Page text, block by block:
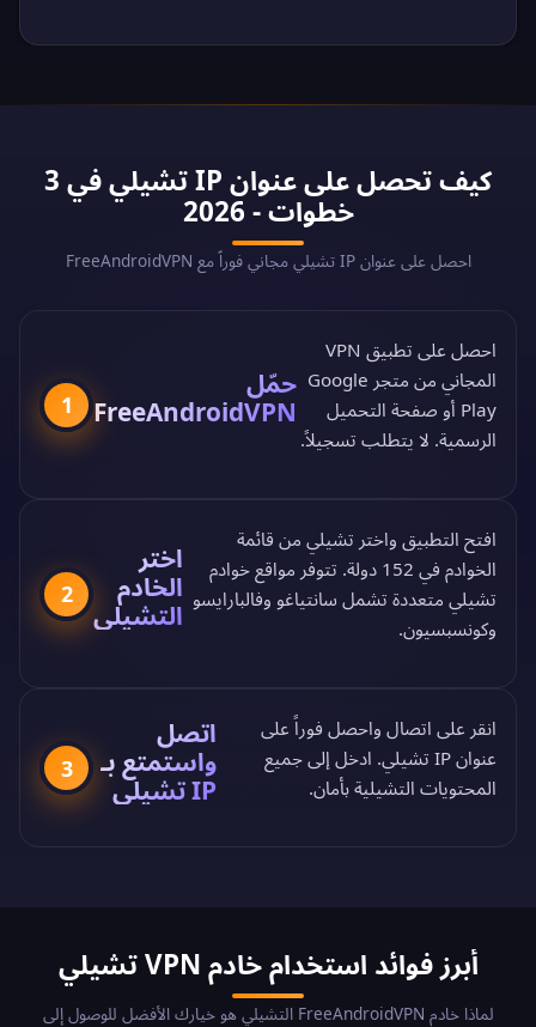
كيف تحصل على عنوان IP تشيلي في 3
خطوات - 2026
احصل على عنوان IP تشيلي مجاني فوراً مع FreeAndroidVPN
1
حمّل
FreeAndroidVPN
احصل على تطبيق VPN
المجاني من
متجر Google
Play أو صفحة التحميل
الرسمية. لا يتطلب تسجيلاً.
2
اختر
الخادم
التشيلي
افتح التطبيق واختر تشيلي من قائمة
الخوادم في 152 دولة
. تتوفر مواقع خوادم
تشيلي متعددة تشمل سانتياغو وفالبارايسو
وكونسبسيون.
3
اتصل
واستمتع بـ
IP تشيلي
انقر على اتصال واحصل فوراً على
عنوان IP تشيلي. ادخل إلى جميع
المحتويات التشيلية بأمان.
أبرز فوائد استخدام خادم VPN تشيلي
لماذا خادم FreeAndroidVPN التشيلي هو خيارك الأفضل للوصول إلى